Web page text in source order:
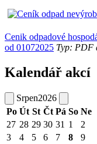
Cenik odpadové
od 01072025 Typ: PDF
Kalendář akcí
Srpen2026
Po Út St Čt Pá So Ne
27 28 29 30 31 1
2
3
4 5 6 7 8
9